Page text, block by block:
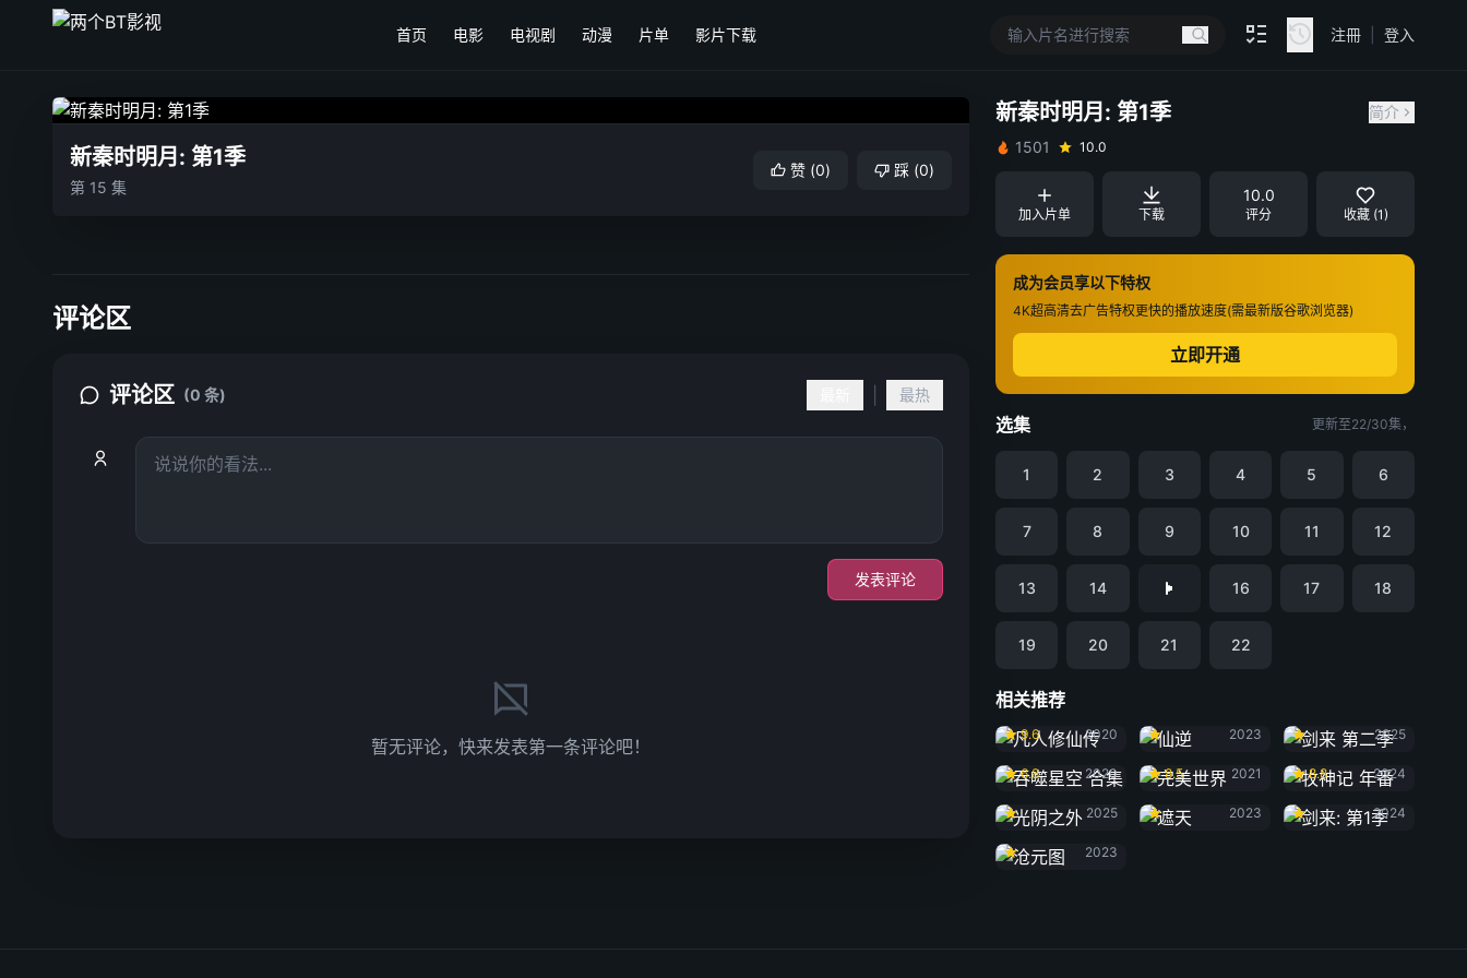
首页 电影 电视剧 动漫 片单 影片下载 注冊 登入
新秦时明月: 第1季
第 15 集
赞 (0) 踩 (0)
新秦时明月: 第1季
简介
1501
10.0
加入片单 下载
10.0
评分 收藏 (1)
成为会员享以下特权
4K超高清去广告特权更快的播放速度(需最新版谷歌浏览器)
立即开通
选集 更新至22/30集，
1 2 3 4 5 6
7 8 9 10 11 12
13 14 16 17 18
19 20 21 22
相关推荐
凡人修仙传
9.6
2020
2023
2025
吞噬星空 合集
6.8
2020
完美世界
8.5
2021
牧神记 年番
8.8
2024
光阴之外
2025
遮天
2023
剑来: 第1季
2024
沧元图
2023
评论区
评论区 (0 条) 最热
发表评论
暂无评论，快来发表第一条评论吧！